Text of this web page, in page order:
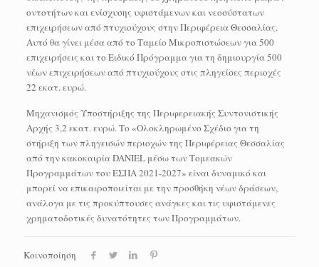
οντοτήτων και ενίσχυσης υφιστάμενων και νεοσύστατων
επιχειρήσεων από πτυχιούχους στην Περιφέρεια Θεσσαλίας.
Αυτό θα γίνει μέσα από το Ταμείο Μικροπιστώσεων για 500
επιχειρήσεις και το Ειδικό Πρόγραμμα για τη δημιουργία 500
νέων επιχειρήσεων από πτυχιούχους στις πληγείσες περιοχές
22 εκατ. ευρώ.
Μηχανισμός Υποστήριξης της Περιφερειακής Συντονιστικής
Αρχής 3,2 εκατ. ευρώ. Το «Ολοκληρωμένο Σχέδιο για τη
στήριξη των πληγεισών περιοχών της Περιφέρειας Θεσσαλίας
από την κακοκαιρία DANIEL μέσω των Τομεακών
Προγραμμάτων του ΕΣΠΑ 2021-2027» είναι δυναμικό και
μπορεί να επικαιροποιείται με την προσθήκη νέων δράσεων,
ανάλογα με τις προκύπτουσες ανάγκες και τις υφιστάμενες
χρηματοδοτικές δυνατότητες των Προγραμμάτων.
Κοινοποίηση